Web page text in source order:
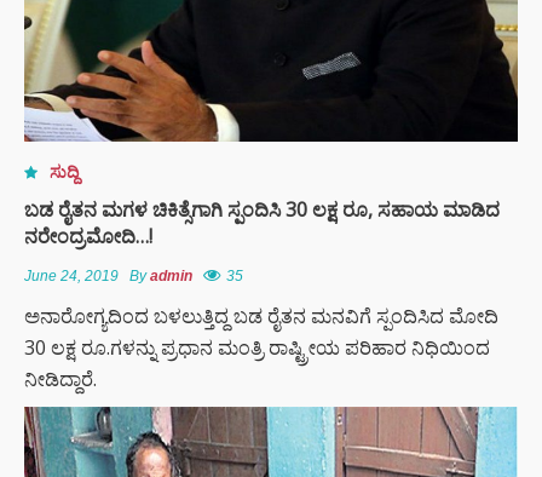
ಸುದ್ದಿ
ಬಡ ರೈತನ ಮಗಳ ಚಿಕಿತ್ಸೆಗಾಗಿ ಸ್ಪಂದಿಸಿ 30 ಲಕ್ಷ ರೂ, ಸಹಾಯ ಮಾಡಿದ
ನರೇಂದ್ರಮೋದಿ…!
June 24, 2019 Byadmin 35
ಅನಾರೋಗ್ಯದಿಂದ ಬಳಲುತ್ತಿದ್ದ ಬಡ ರೈತನ ಮನವಿಗೆ ಸ್ಪಂದಿಸಿದ ಮೋದಿ
30 ಲಕ್ಷ ರೂ.ಗಳನ್ನು ಪ್ರಧಾನ ಮಂತ್ರಿ ರಾಷ್ಟ್ರೀಯ ಪರಿಹಾರ ನಿಧಿಯಿಂದ
ನೀಡಿದ್ದಾರೆ.